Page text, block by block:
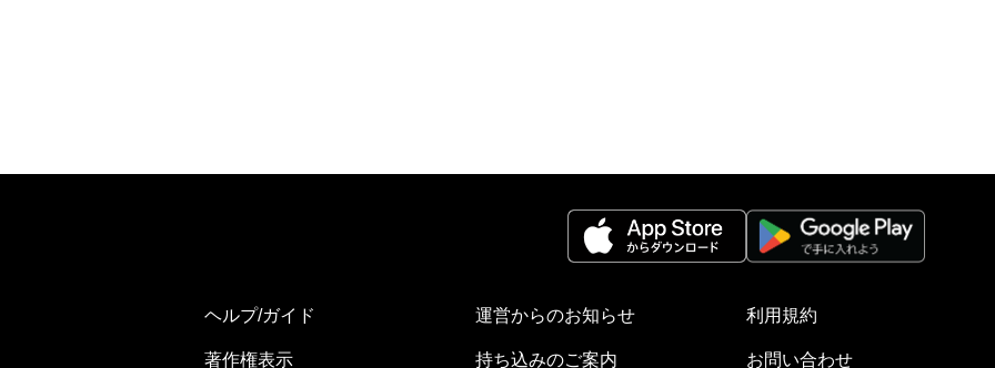
ヘルプ/ガイド 運営からのお知らせ 利用規約
著作権表示 持ち込みのご案内 お問い合わせ